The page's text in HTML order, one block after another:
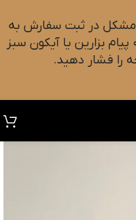
مشکل در ثبت سفارش به
واتس آپ این شماره ۰۹۰۱۸۲۷۳۷۹۸ پیام بزارین یا آیکون سبز
را فشار دهید.